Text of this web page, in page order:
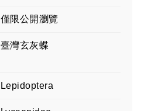
僅限公開瀏覽
臺灣玄灰蝶
Lepidoptera